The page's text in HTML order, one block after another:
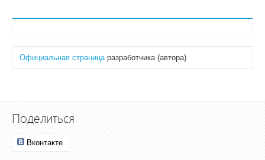
Официальная страница разработчика (автора)
Поделиться
Вконтакте